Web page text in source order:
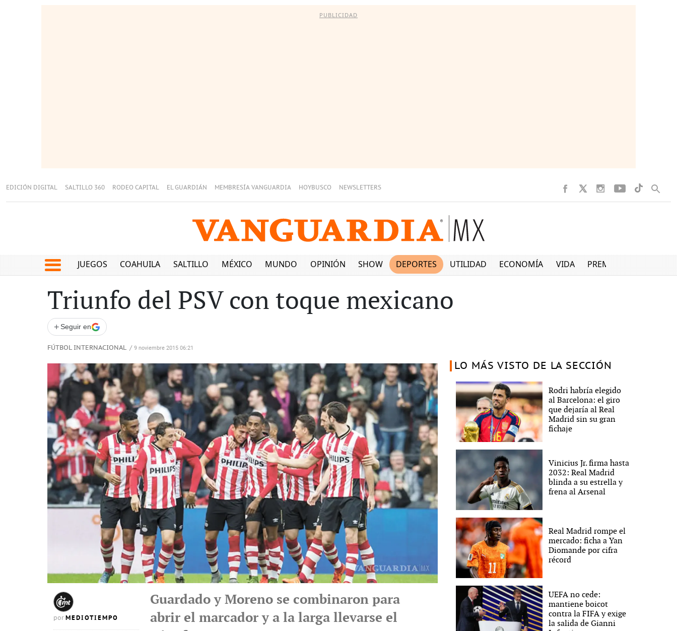
PUBLICIDAD
EDICIÓN DIGITAL SALTILLO 360 RODEO CAPITAL EL GUARDIÁN MEMBRESÍA VANGUARDIA HOYBUSCO NEWSLETTERS
JUEGOS COAHUILA SALTILLO MÉXICO MUNDO OPINIÓN SHOW DEPORTES UTILIDAD ECONOMÍA VIDA PREMIUM
Triunfo del PSV con toque mexicano
+ Seguir en
FÚTBOL INTERNACIONAL / 9 noviembre 2015 06:21
por MEDIOTIEMPO
Guardado y Moreno se combinaron para
abrir el marcador y a la larga llevarse el
LO MÁS VISTO DE LA SECCIÓN
Rodri habría elegido
al Barcelona: el giro
que dejaría al Real
Madrid sin su gran
fichaje
Vinicius Jr. firma hasta
2032: Real Madrid
blinda a su estrella y
frena al Arsenal
Real Madrid rompe el
mercado: ficha a Yan
Diomande por cifra
récord
UEFA no cede:
mantiene boicot
contra la FIFA y exige
la salida de Gianni